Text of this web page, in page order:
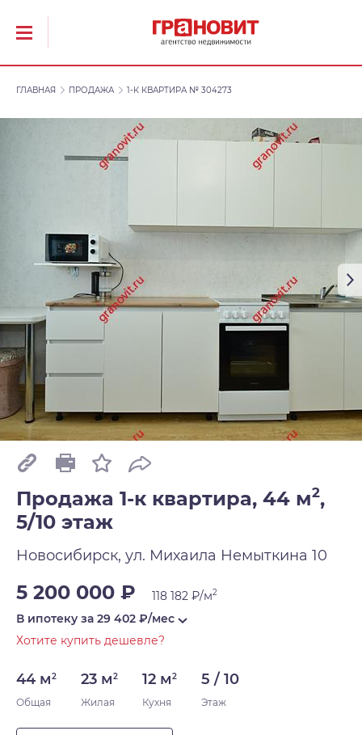
ГЛАВНАЯ ПРОДАЖА 1-К КВАРТИРА № 304273
Продажа 1-к квартира, 44 м2,
5/10 этаж
Новосибирск, ул. Михаила Немыткина 10
5 200 000 ₽ 118 182 ₽/м2
В ипотеку за 29 402 ₽/мес
Хотите купить дешевле?
44 м2
Общая
23 м2
Жилая
12 м2
Кухня
5 / 10
Этаж